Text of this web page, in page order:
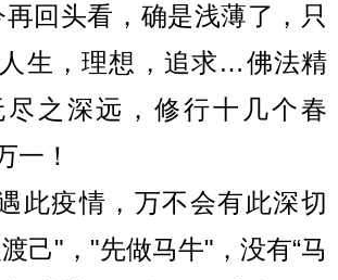
看，确是浅薄了，只
生，理想，追求…佛法精
之深远，修行十几个春
一！
情，万不会有此深切
己"，"先做马牛"，没有“马